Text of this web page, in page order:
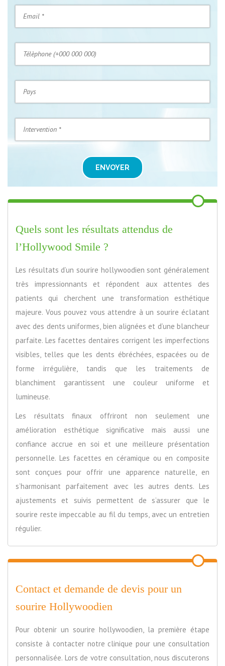
ENVOYER
Quels sont les résultats attendus de
l’Hollywood Smile ?
Les résultats d’un sourire hollywoodien sont généralement
très impressionnants et répondent aux attentes des
patients qui cherchent une transformation esthétique
majeure. Vous pouvez vous attendre à un sourire éclatant
avec des dents uniformes, bien alignées et d’une blancheur
parfaite. Les facettes dentaires corrigent les imperfections
visibles, telles que les dents ébréchées, espacées ou de
forme irrégulière, tandis que les traitements de
blanchiment garantissent une couleur uniforme et
lumineuse.
Les résultats finaux offriront non seulement une
amélioration esthétique significative mais aussi une
confiance accrue en soi et une meilleure présentation
personnelle. Les facettes en céramique ou en composite
sont conçues pour offrir une apparence naturelle, en
s’harmonisant parfaitement avec les autres dents. Les
ajustements et suivis permettent de s’assurer que le
sourire reste impeccable au fil du temps, avec un entretien
régulier.
Contact et demande de devis pour un
sourire Hollywoodien
Pour obtenir un sourire hollywoodien, la première étape
consiste à contacter notre clinique pour une consultation
personnalisée. Lors de votre consultation, nous discuterons